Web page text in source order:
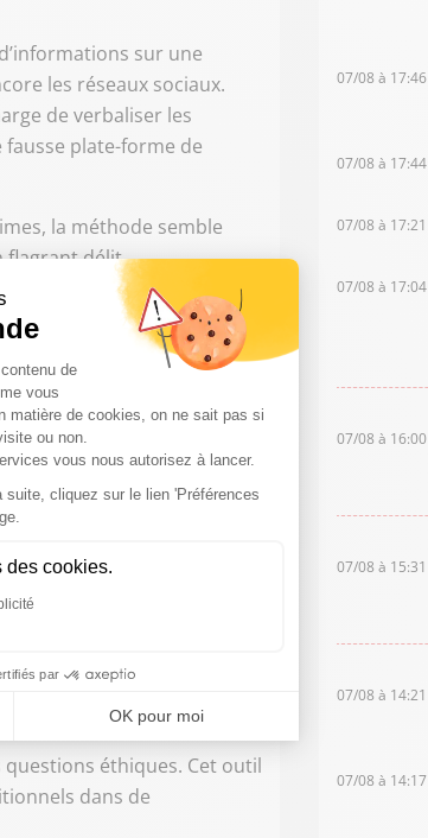
sur une
les réseaux sociaux.
de verbaliser les
plate-forme de
la méthode semble
flagrant délit.
dans les villes où il
contre des concurrents
des courses
les termes de service, que
concurrents voulant
pour des opérations
.
endroits où les
éviter d'avoir affaire aux
éthiques. Cet outil
dans de
07/08 à 17:46
07/08 à 17:44
07/08 à 17:21
07/08 à 17:04
07/08 à 16:00
07/08 à 15:31
07/08 à 14:21
07/08 à 14:17